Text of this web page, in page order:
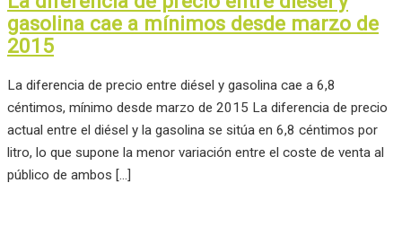
gasolina cae a mínimos desde marzo de
2015
La diferencia de precio entre diésel y gasolina cae a 6,8
céntimos, mínimo desde marzo de 2015 La diferencia de precio
actual entre el diésel y la gasolina se sitúa en 6,8 céntimos por
litro, lo que supone la menor variación entre el coste de venta al
público de ambos […]